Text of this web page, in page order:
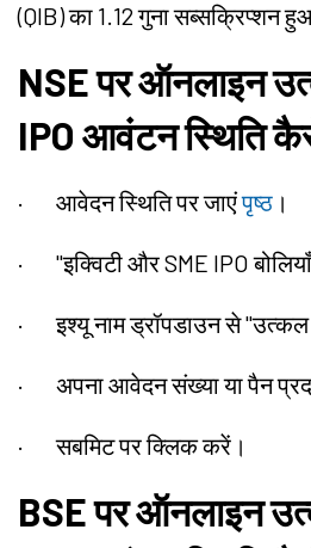
(QIB) का 1.12 गुना सब्सक्रिप्शन
NSE पर ऑनलाइन
IPO आवंटन स्थिति
· आवेदन स्थिति पर जाएंपृष्ठ ।
· "इक्विटी और SME IPO
·इश्यू नाम ड्रॉपडाउन से
· अपना आवेदन संख्या या पैन
·सबमिट पर क्लिक करें।
BSE पर ऑनलाइन